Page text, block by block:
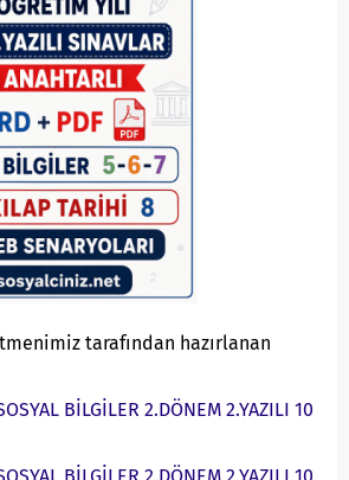
tarafından hazırlanan
BİLGİLER 2.DÖNEM 2.YAZILI 10